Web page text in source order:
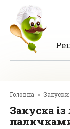
Перейти
вмісту
Головна » Закуски
Закуска із лаваша з крабовими